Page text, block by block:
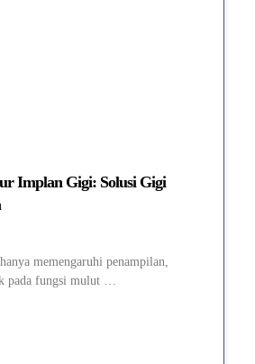
Implan Gigi: Solusi Gigi
memengaruhi penampilan,
pada fungsi mulut …